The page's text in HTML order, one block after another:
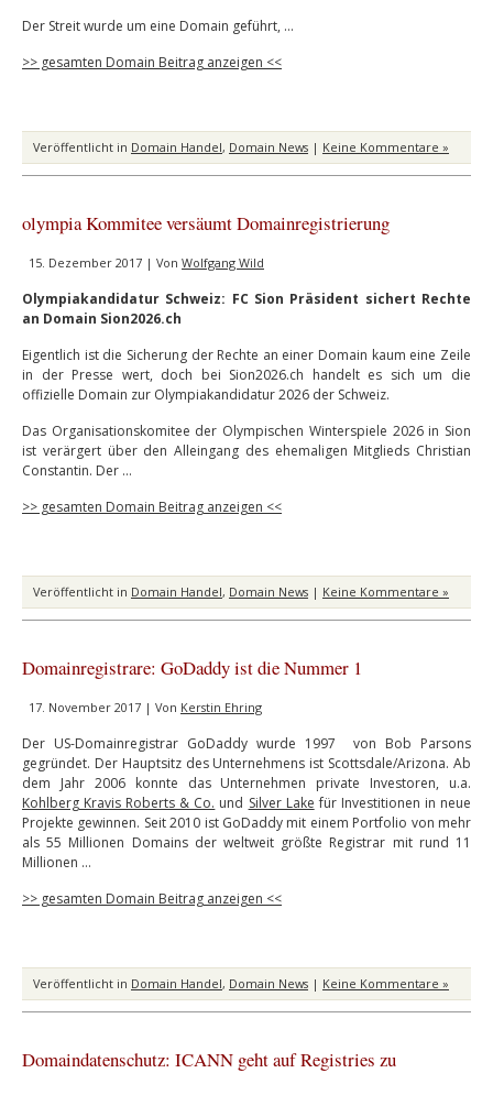
Der Streit wurde um eine Domain geführt, …
>> gesamten Domain Beitrag anzeigen <<
Veröffentlicht in Domain Handel, Domain News | Keine Kommentare »
olympia Kommitee versäumt Domainregistrierung
15. Dezember 2017 | Von Wolfgang Wild
Olympiakandidatur Schweiz: FC Sion Präsident sichert Rechte
an Domain Sion2026.ch
Eigentlich ist die Sicherung der Rechte an einer Domain kaum eine Zeile
in der Presse wert, doch bei Sion2026.ch handelt es sich um die
offizielle Domain zur Olympiakandidatur 2026 der Schweiz.
Das Organisationskomitee der Olympischen Winterspiele 2026 in Sion
ist verärgert über den Alleingang des ehemaligen Mitglieds Christian
Constantin. Der …
>> gesamten Domain Beitrag anzeigen <<
Veröffentlicht in Domain Handel, Domain News | Keine Kommentare »
Domainregistrare: GoDaddy ist die Nummer 1
17. November 2017 | Von Kerstin Ehring
Der US-Domainregistrar GoDaddy wurde 1997 von Bob Parsons
gegründet. Der Hauptsitz des Unternehmens ist Scottsdale/Arizona. Ab
dem Jahr 2006 konnte das Unternehmen private Investoren, u.a.
Kohlberg Kravis Roberts & Co. und Silver Lake für Investitionen in neue
Projekte gewinnen. Seit 2010 ist GoDaddy mit einem Portfolio von mehr
als 55 Millionen Domains der weltweit größte Registrar mit rund 11
Millionen …
>> gesamten Domain Beitrag anzeigen <<
Veröffentlicht in Domain Handel, Domain News | Keine Kommentare »
Domaindatenschutz: ICANN geht auf Registries zu